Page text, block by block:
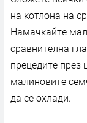
на котлона на
Намачкайте
сравнителна
прецедите през
малиновите
да се охлади.